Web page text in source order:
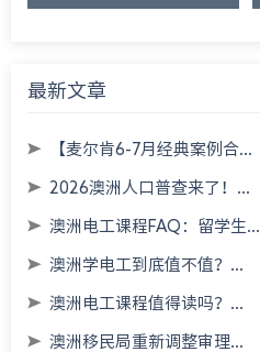
最新文章
【麦尔肯6-7月经典案例合...
2026澳洲人口普查来了！...
澳洲电工课程FAQ：留学生...
澳洲学电工到底值不值？...
澳洲电工课程值得读吗？...
澳洲移民局重新调整审理...